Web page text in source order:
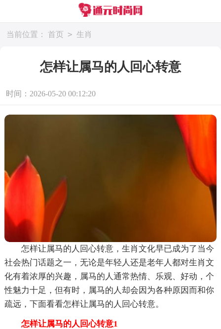
当前位置： 首页 > 生肖
怎样让属马的人回心转意
时间：2026-05-20 00:12:20
怎样让属马的人回心转意，生肖文化早已成为了当今
社会热门话题之一，无论是年轻人还是老年人都对生肖文
化有着浓厚的兴趣，属马的人通常热情、乐观、好动，个
性魅力十足，但有时，属马的人却会因为各种原因而和你
疏远，下面看看怎样让属马的人回心转意。
怎样让属马的人回心转意1